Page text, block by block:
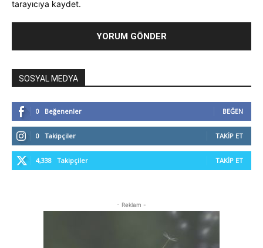
tarayıcıya kaydet.
SOSYAL MEDYA
0 Beğenenler BEĞEN
0 Takipçiler TAKIP ET
4,338 Takipçiler TAKIP ET
- Reklam -